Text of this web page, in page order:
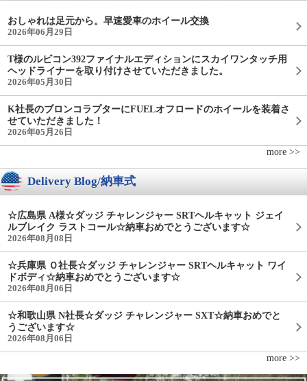
おしゃれは足元から。早速愛車のホイール交換
2026年06月29日
T様のルビコン392ファイナルエディションにスカイワンタッチ用
ヘッドライナーを取り付けさせていただきました。
2026年05月30日
K社長のブロンコラプターにFUELオフロードのホイールを装着さ
せていただきました！
2026年05月26日
more >>
Delivery Blog/納車式
☆広島県 A様☆ダッジ チャレンジャー SRTヘルキャット ジェイ
ルブレイク ラストコール☆納車おめでとうございます☆
2026年08月08日
☆兵庫県 Ｏ社長☆ダッジ チャレンジャー SRTヘルキャット ワイ
ドボディ☆納車おめでとうございます☆
2026年08月06日
☆和歌山県 N社長☆ダッジ チャレンジャー SXT☆納車おめでと
うございます☆
2026年08月06日
more >>